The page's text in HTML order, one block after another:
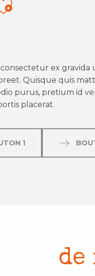
ex
Quisque quis
purus, pretium id
placerat.
1
de